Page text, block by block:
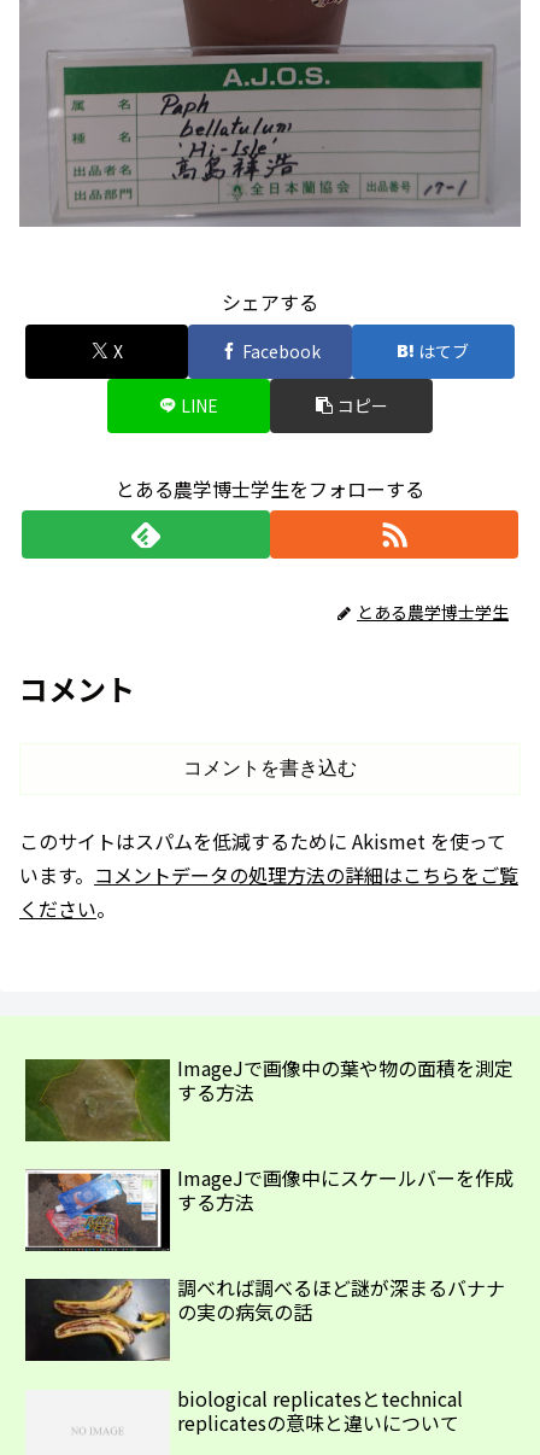
シェアする
X Facebook はてブ
LINE コピー
とある農学博士学生をフォローする
とある農学博士学生
コメント
コメントを書き込む
このサイトはスパムを低減するために Akismet を使って
います。 コメントデータの処理方法の詳細はこちらをご覧
ください。
ImageJで画像中の葉や物の面積を測定
する方法
ImageJで画像中にスケールバーを作成
する方法
調べれば調べるほど謎が深まるバナナ
の実の病気の話
biological replicatesとtechnical
replicatesの意味と違いについて